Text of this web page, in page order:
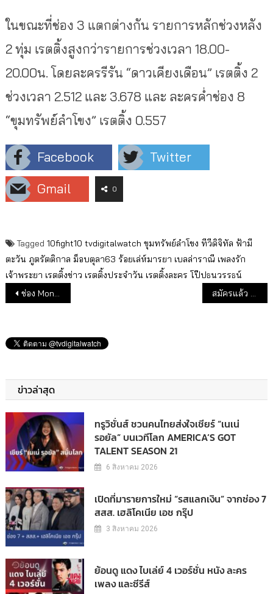
ในขณะที่ช่อง 3 แตกต่างกัน รายการหลักช่วงหลัง
2 ทุ่ม เรตติ้งสูงกว่ารายการช่วงเวลา 18.00-
20.00น. โดยละครรีรัน “ดาวเคียงเดือน” เรตติ้ง 2
ช่วงเวลา 2.512 และ 3.678 และ ละครค่ำช่อง 8
“ขุมทรัพย์ลำโขง” เรตติ้ง 0.557
Facebook
Twitter
Gmail
0
Tagged 10fight10 tvdigitalwatch ขุมทรัพย์ลำโขง ทีวีดิจิทัล ฟ้ามี
ตะวัน ภูตรัตติกาล ม็อบตุลา63 ร้อยเล่ห์มารยา เบลล่าราณี เพลงรัก
เจ้าพระยา เรตติ้งข่าว เรตติ้งประจำวัน เรตติ้งละคร โป๊ปธนวรรธน์
แนะแนวเรื่อง
ช่อง Mono เรตติ้งขึ้น เข้าใกล้ชิงอันดับ 2 จากช่อง 3 สมัครแล้ว กว่า 300 คน พนักงานอสมท.เข้าร่วม “ร่วมใจจากองค์กร” พร้อมรับเงินสูงสุด 35.33 เท่า
ข่าวล่าสุด
ทรูวิชั่นส์ ชวนคนไทยส่งใจเชียร์ “เนเน่
รอยัล” บนเวทีโลก AMERICA’S GOT
TALENT SEASON 21
6 สิงหาคม 2026
เปิดที่มารายการใหม่ “รสแลกเงิน” จากช่อง 7
สสส. เฮลิโคเนีย เอช กรุ๊ป
3 สิงหาคม 2026
ย้อนดู แดง ไบเล่ย์ 4 เวอร์ชั่น หนัง ละคร
เพลง และซีรีส์